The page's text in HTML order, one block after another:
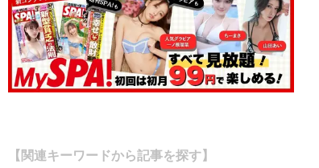
【関連キーワードから記事を探す】